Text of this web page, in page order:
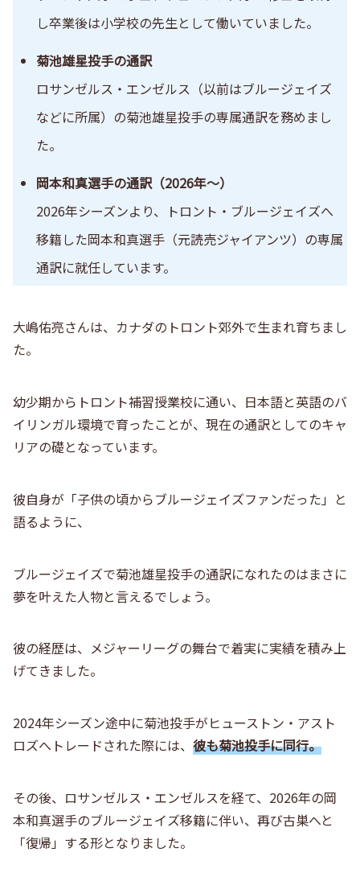
し卒業後は小学校の先生として働いていました。
菊池雄星投手の通訳
ロサンゼルス・エンゼルス（以前はブルージェイズ
などに所属）の菊池雄星投手の専属通訳を務めまし
た。
岡本和真選手の通訳（2026年〜）
2026年シーズンより、トロント・ブルージェイズへ
移籍した岡本和真選手（元読売ジャイアンツ）の専属
通訳に就任しています。
大嶋佑亮さんは、 カナダのトロント郊外で生まれ育ちまし
た。
幼少期からトロント補習授業校に通い、日本語と英語のバ
イリンガル環境で育ったことが、現在の通訳としてのキャ
リアの礎となっています。
彼自身が「子供の頃からブルージェイズファンだった」と
語るように、
ブルージェイズで菊池雄星投手の通訳になれたのはまさに
夢を叶えた人物と言えるでしょう。
彼の経歴は、メジャーリーグの舞台で着実に実績を積み上
げてきました。
2024年シーズン途中に菊池投手がヒューストン・アスト
ロズへトレードされた際には、 彼も菊池投手に同行。
その後、ロサンゼルス・エンゼルスを経て、2026年の岡
本和真選手のブルージェイズ移籍に伴い、再び古巣へと
「復帰」する形となりました。